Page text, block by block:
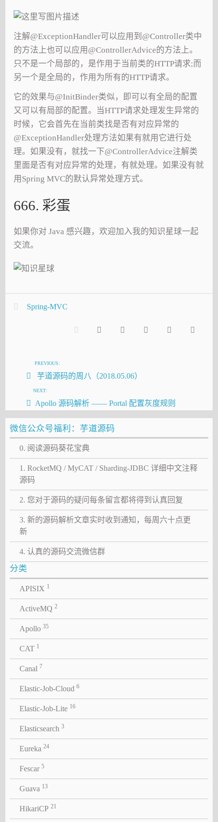
注解@ExceptionHandler可以应用到@Controller类中
的方法上也可以应用@ControllerAdvice的方法上。
只不是一个局部的，是作用于当前类的HTTP请求;而
另一个是全局的，作用为所有的HTTP请求。
它的效果与@InitBinder类似，即可以有全局的配置
又可以有局部的配置。当HTTP请求处理发生异常的
时候，它会首先在当前类找是否有对应异常的
@ExceptionHandler处理方法如果有就用它进行处
理。如果没有，就找一下@ControllerAdvice注解类
里面是否有对应异常的处理，有就处理。如果没有就
用Spring MVC的默认异常处理方式。
666. 彩蛋
如果你对 Java 感兴趣，欢迎加入我的知识星球一起
交流。
Spring-MVC
PREVIOUS:
芋道源码的周八（2018.05.06）
NEXT:
Apollo 源码解析 —— Portal 配置灰度规则
微信公众号福利：芋道源码
0. 阅读源码葵花宝典
1. RocketMQ / MyCAT / Sharding-JDBC 详细中文注释
源码
2. 您对于源码的疑问每条留言都将得到认真回复
3. 新的源码解析文章实时收到通知，每周六十点更
新
4. 认真的源码交流微信群
分类
APISIX 1
ActiveMQ 2
Apollo 35
CAT 1
Canal 7
Elastic-Job-Cloud 6
Elastic-Job-Lite 16
Elasticsearch 3
Eureka 24
Fescar 5
Guava 13
HikariCP 21